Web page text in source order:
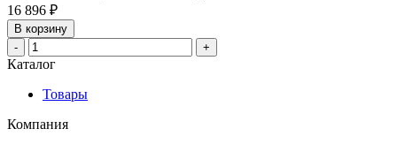
16 896 ₽
В корзину
-
+
Каталог
Товары
Компания